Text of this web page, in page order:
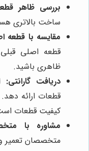
بررسی ظاهر
ساخت بالاتری
مقایسه با قطعه
قطعه اصلی
ظاهری باشید.
دریافت گارانتی:
قطعات ارائه دهد.
کیفیت قطعات
مشاوره با
متخصصان تعمیر